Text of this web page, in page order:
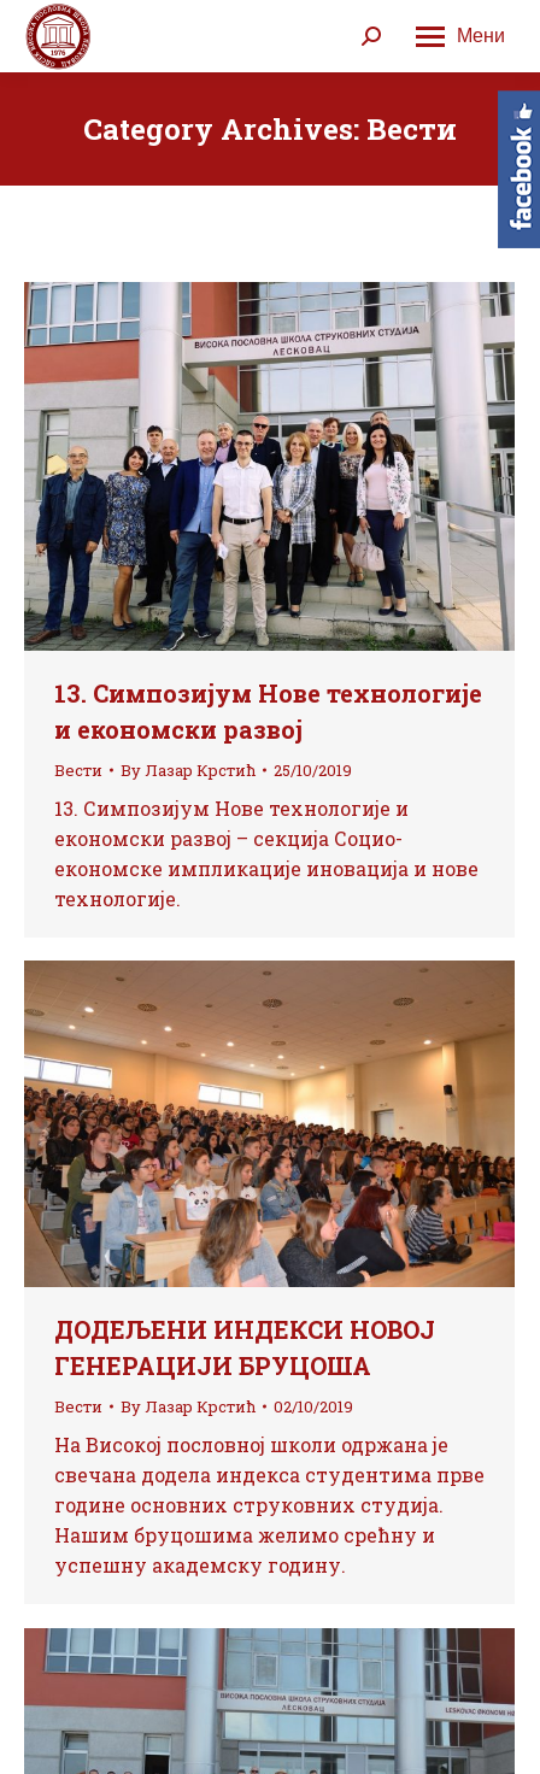
Мени
Search:
Category Archives: Вести
13. Симпозијум Нове технологије
и економски развој
Вести By Лазар Крстић 25/10/2019
13. Симпозијум Нове технологије и
економски развој – секција Социо-
економске импликације иновација и нове
технологије.
ДОДЕЉЕНИ ИНДЕКСИ НОВОЈ
ГЕНЕРАЦИЈИ БРУЦОША
Вести ByЛазар Крстић 02/10/2019
На Високој пословној школи одржана је
свечана додела индекса студентима прве
године основних струковних студија.
Нашим бруцошима желимо срећну и
успешну академску годину.